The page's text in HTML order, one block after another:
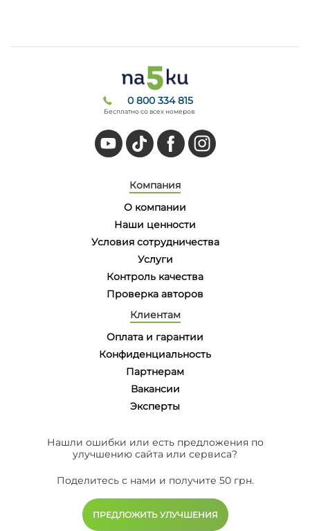
0 800 334 815
Бесплатно со всех номеров
Компания
О компании
Наши ценности
Условия сотрудничества
Услуги
Контроль качества
Проверка авторов
Клиентам
Оплата и гарантии
Конфиденциальность
Партнерам
Вакансии
Эксперты
Нашли ошибки или есть предложения по
улучшению сайта или сервиса?
Поделитесь с нами и получите 50 грн.
ПРЕДЛОЖИТЬ УЛУЧШЕНИЯ